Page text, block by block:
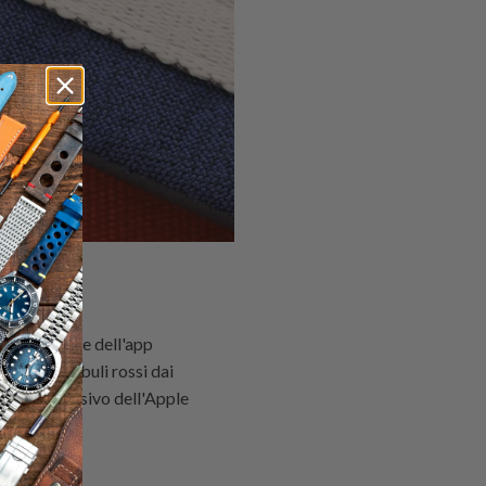
sangue e dell'app
dai globuli rossi dai
esclusivo dell'Apple